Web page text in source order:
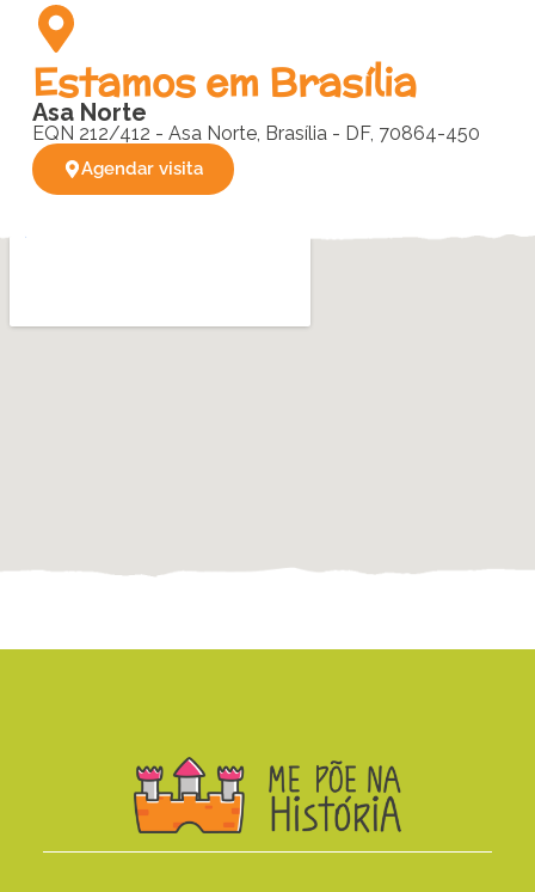
Estamos em Brasília
Asa Norte
EQN 212/412 - Asa Norte, Brasília - DF, 70864-450
Agendar visita